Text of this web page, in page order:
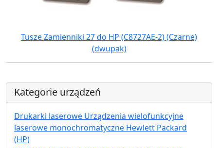
Tusze Zamienniki 27 do HP (C8727AE-2) (Czarne)
(dwupak)
Kategorie urządzeń
Drukarki laserowe Urządzenia wielofunkcyjne
laserowe monochromatyczne Hewlett Packard
(HP)